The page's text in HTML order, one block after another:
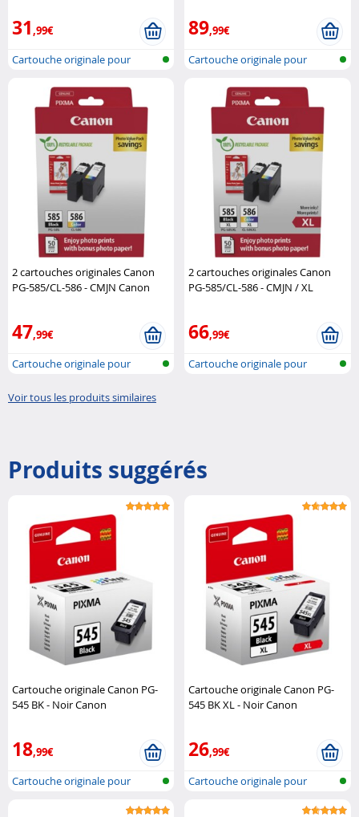
31,99€
Cartouche originale pour
89,99€
Cartouche originale pour
2 cartouches originales Canon
PG-585/CL-586 - CMJN Canon
47,99€
Cartouche originale pour
2 cartouches originales Canon
PG-585/CL-586 - CMJN / XL
66,99€
Cartouche originale pour
Voir tous les produits similaires
Produits suggérés
Cartouche originale Canon PG-
545 BK - Noir Canon
18,99€
Cartouche originale pour
Cartouche originale Canon PG-
545 BK XL - Noir Canon
26,99€
Cartouche originale pour